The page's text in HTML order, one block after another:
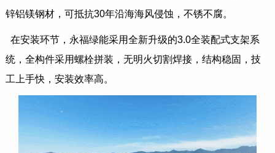
锌铝镁钢材，可抵抗30年沿海海风侵蚀，不锈不腐。
在安装环节，永福绿能采用全新升级的3.0全装配式支架系
统，全构件采用螺栓拼装，无明火切割焊接，结构稳固，技
工上手快，安装效率高。